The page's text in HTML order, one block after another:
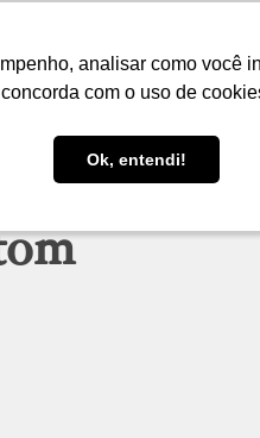
analisar como você
concorda com o uso de
Ok, entendi!
analisar como você
concorda com o uso de
Ok, entendi!
LOJA FIQUE POR DENTRO